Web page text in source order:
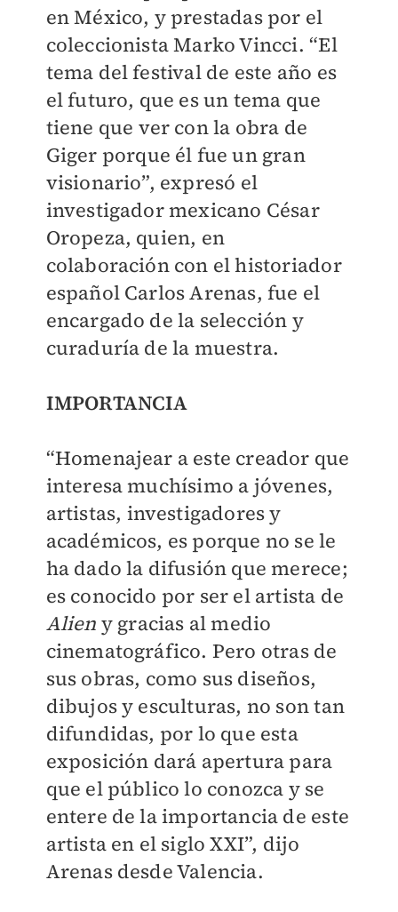
en México, y prestadas por el
coleccionista Marko Vincci. “El
tema del festival de este año es
el futuro, que es un tema que
tiene que ver con la obra de
Giger porque él fue un gran
visionario”, expresó el
investigador mexicano César
Oropeza, quien, en
colaboración con el historiador
español Carlos Arenas, fue el
encargado de la selección y
curaduría de la muestra.
IMPORTANCIA
“Homenajear a este creador que
interesa muchísimo a jóvenes,
artistas, investigadores y
académicos, es porque no se le
ha dado la difusión que merece;
es conocido por ser el artista de
Alien y gracias al medio
cinematográfico. Pero otras de
sus obras, como sus diseños,
dibujos y esculturas, no son tan
difundidas, por lo que esta
exposición dará apertura para
que el público lo conozca y se
entere de la importancia de este
artista en el siglo XXI”, dijo
Arenas desde Valencia.